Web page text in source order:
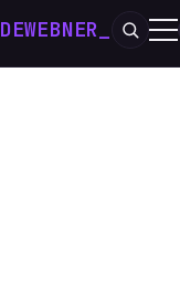
DEWEBNER